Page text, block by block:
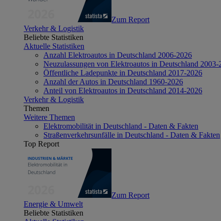
Zum Report
Verkehr & Logistik
Beliebte Statistiken
Aktuelle Statistiken
Anzahl Elektroautos in Deutschland 2006-2026
Neuzulassungen von Elektroautos in Deutschland 2003-
Öffentliche Ladepunkte in Deutschland 2017-2026
Anzahl der Autos in Deutschland 1960-2026
Anteil von Elektroautos in Deutschland 2014-2026
Verkehr & Logistik
Themen
Weitere Themen
Elektromobilität in Deutschland - Daten & Fakten
Straßenverkehrsunfälle in Deutschland - Daten & Fakten
Top Report
Zum Report
Energie & Umwelt
Beliebte Statistiken